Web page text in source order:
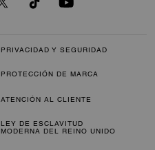
PRIVACIDAD Y SEGURIDAD
PROTECCIÓN DE MARCA
ATENCIÓN AL CLIENTE
LEY DE ESCLAVITUD
MODERNA DEL REINO UNIDO